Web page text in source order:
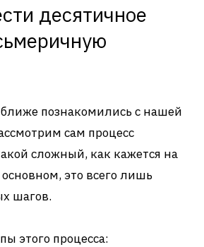
десятичное
познакомились с нашей
сам процесс
сложный, как кажется на
это всего лишь
шагов.
этого процесса: